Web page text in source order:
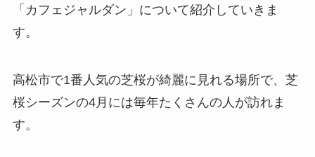
「カフェジャルダン」について紹介していきま
す。
高松市で1番人気の芝桜が綺麗に見れる場所で、芝
桜シーズンの4月には毎年たくさんの人が訪れま
す。